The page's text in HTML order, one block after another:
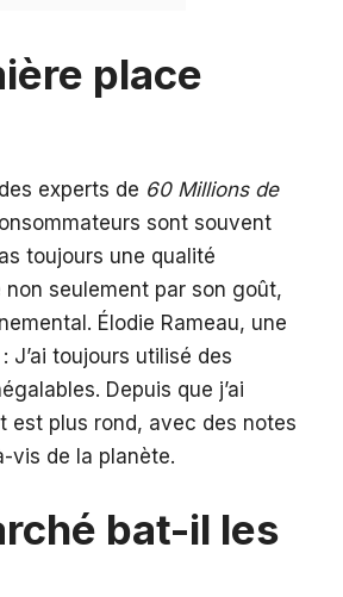
place
experts de 60 Millions de
sont souvent
toujours une qualité
non seulement par son goût,
Élodie Rameau, une
toujours utilisé des
Depuis que j’ai
est plus rond, avec des notes
vis de la planète.
bat-il les